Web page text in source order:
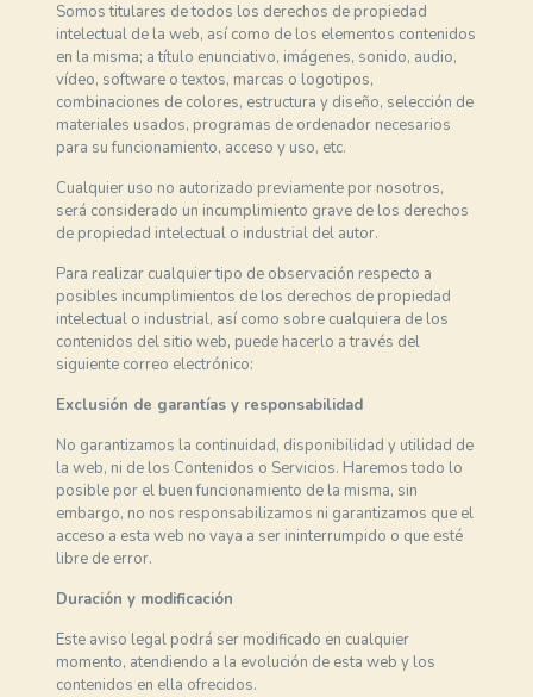
Somos titulares de todos los derechos de propiedad
intelectual de la web, así como de los elementos contenidos
en la misma; a título enunciativo, imágenes, sonido, audio,
vídeo, software o textos, marcas o logotipos,
combinaciones de colores, estructura y diseño, selección de
materiales usados, programas de ordenador necesarios
para su funcionamiento, acceso y uso, etc.
Cualquier uso no autorizado previamente por nosotros,
será considerado un incumplimiento grave de los derechos
de propiedad intelectual o industrial del autor.
Para realizar cualquier tipo de observación respecto a
posibles incumplimientos de los derechos de propiedad
intelectual o industrial, así como sobre cualquiera de los
contenidos del sitio web, puede hacerlo a través del
siguiente correo electrónico:
Exclusión de garantías y responsabilidad
No garantizamos la continuidad, disponibilidad y utilidad de
la web, ni de los Contenidos o Servicios. Haremos todo lo
posible por el buen funcionamiento de la misma, sin
embargo, no nos responsabilizamos ni garantizamos que el
acceso a esta web no vaya a ser ininterrumpido o que esté
libre de error.
Duración y modificación
Este aviso legal podrá ser modificado en cualquier
momento, atendiendo a la evolución de esta web y los
contenidos en ella ofrecidos.